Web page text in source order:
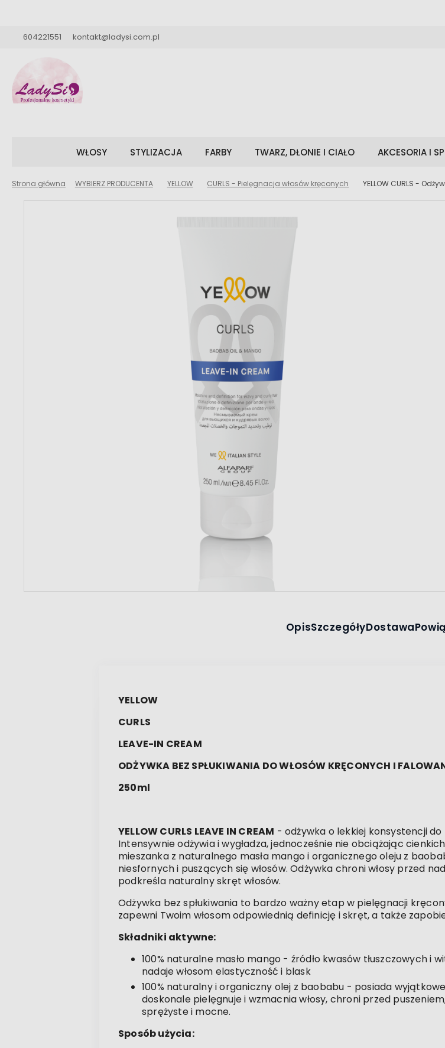
604221551 kontakt@ladysi.com.pl
WŁOSY STYLIZACJA FARBY TWARZ, DŁONIE I CIAŁO AKCESORIA I
Strona główna WYBIERZ PRODUCENTA YELLOW CURLS - Pielęgnacja włosów kręconych YELLOW CURLS -
OpisSzczegółyDostawa
YELLOW
CURLS
LEAVE-IN CREAM
ODŻYWKA BEZ SPŁUKIWANIA DO WŁOSÓW KRĘCONYCH I
250ml
YELLOW CURLS LEAVE IN CREAM - odżywka o lekkiej konsystencji
Intensywnie odżywia i wygładza, jednocześnie nie obciążając
mieszanka z naturalnego masła mango i organicznego oleju z
niesfornych i puszących się włosów. Odżywka chroni włosy przed
podkreśla naturalny skręt włosów.
Odżywka bez spłukiwania to bardzo ważny etap w pielęgnacji
zapewni Twoim włosom odpowiednią definicję i skręt, a także
Składniki aktywne:
100% naturalne masło mango - źródło kwasów tłuszczowych i
nadaje włosom elastyczność i blask
100% naturalny i organiczny olej z baobabu - posiada
doskonale pielęgnuje i wzmacnia włosy, chroni przed
sprężyste i mocne.
Sposób użycia: